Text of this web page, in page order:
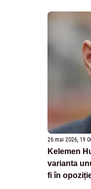
26 mai 2026,
Kelemen
varianta
fi în